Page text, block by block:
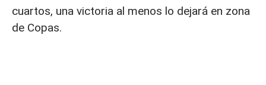
cuartos, una victoria al menos lo dejará en zona
de Copas.